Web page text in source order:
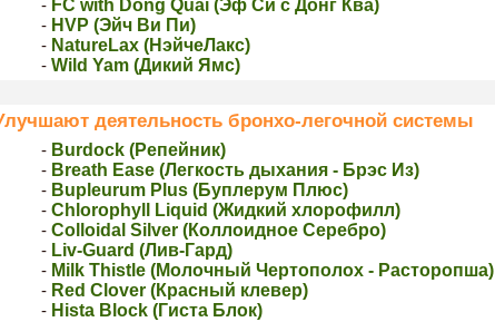
- FC with Dong Quai (Эф Си с Донг Ква)
- HVP (Эйч Ви Пи)
- NatureLax (НэйчеЛакс)
- Wild Yam (Дикий Ямс)
деятельность бронхо-легочной системы
- Burdock (Рeпейник)
- Breath Ease (Легкость дыхания - Брэс Из)
- Bupleurum Plus (Буплерум Плюс)
- Chlorophyll Liquid (Жидкий хлорoфилл)
- Colloidal Silver (Коллоидное Серебро)
- Liv-Guard (Лив-Гард)
- Milk Thistle (Молочный Чертополох - Расторопша)
- Red Сlover (Крaсный клевер)
- Hista Block (Гиста Блок)